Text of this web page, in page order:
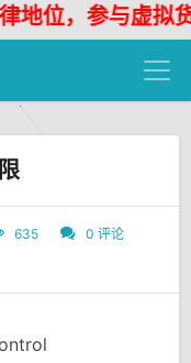
位，参与虚拟
635
0 评论